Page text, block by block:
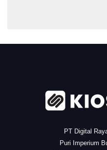
PT Digital
Puri Imperium